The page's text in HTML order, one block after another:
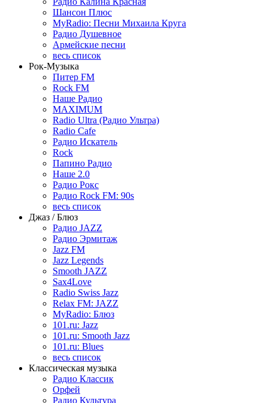
Шансон Плюс
MyRadio: Песни Михаила Круга
Радио Душевное
Армейские песни
весь список
Рок-Музыка
Питер FM
Rock FM
Наше Радио
MAXIMUM
Radio Ultra (Радио Ультра)
Radio Cafe
Радио Искатель
Rock
Папино Радио
Наше 2.0
Радио Рокс
Радио Rock FM: 90s
весь список
Джаз / Блюз
Радио JAZZ
Радио Эрмитаж
Jazz FM
Jazz Legends
Smooth JAZZ
Sax4Love
Radio Swiss Jazz
Relax FM: JAZZ
MyRadio: Блюз
101.ru: Jazz
101.ru: Smooth Jazz
101.ru: Blues
весь список
Классическая музыка
Радио Классик
Орфей
Радио Культура